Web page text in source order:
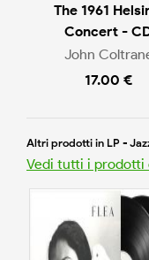
The 1961
Concert -
John
17.00 €
Altri prodotti in LP -
Vedi tutti i prodotti